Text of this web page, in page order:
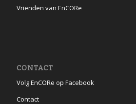
Vrienden van EnCORe
CONTACT
Volg EnCORe op Facebook
Contact